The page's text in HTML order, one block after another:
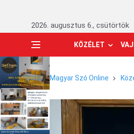
2026. augusztus 6., csütörtök
KÖZÉLET
Magyar Szó Online